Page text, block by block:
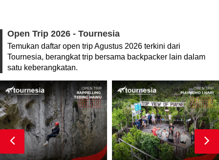
Open Trip 2026 - Tournesia
Temukan daftar open trip Agustus 2026 terkini dari
Tournesia, berangkat trip bersama backpacker lain dalam
satu keberangkatan.